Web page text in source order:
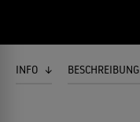
INFO BESCHREIBUNG